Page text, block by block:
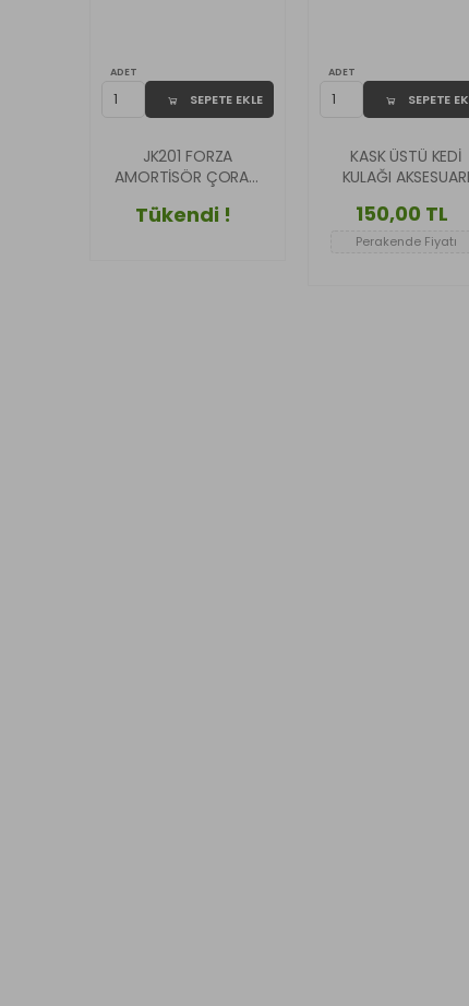
ADET
SEPETE EKLE
JK201 FORZA
AMORTİSÖR ÇORABI
Tükendi !
ADET
SEPETE
KASK ÜSTÜ KEDİ
KULAĞI AKSESUARI
150,00 TL
Perakende Fiyatı